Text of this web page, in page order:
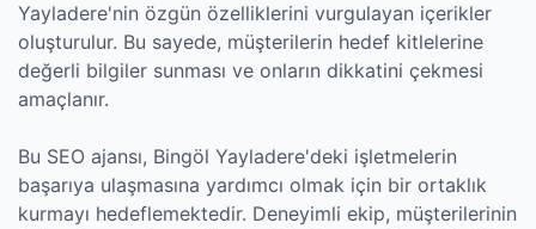
Yayladere'nin özgün özelliklerini vurgulayan içerikler
oluşturulur. Bu sayede, müşterilerin hedef kitlelerine
değerli bilgiler sunması ve onların dikkatini çekmesi
amaçlanır.
Bu SEO ajansı, Bingöl Yayladere'deki işletmelerin
başarıya ulaşmasına yardımcı olmak için bir ortaklık
kurmayı hedeflemektedir. Deneyimli ekip, müşterilerinin